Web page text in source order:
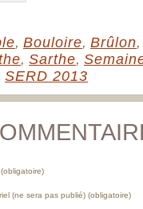
, Bouloire, Brûlon
, Sarthe,
SERD 2013
(ne sera pas publié) (obligatoire)